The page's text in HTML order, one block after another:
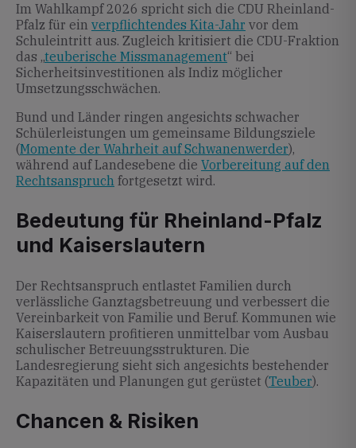
Im Wahlkampf 2026 spricht sich die CDU Rheinland-
Pfalz für ein verpflichtendes Kita-Jahr vor dem
Schuleintritt aus. Zugleich kritisiert die CDU-Fraktion
das „teuberische Missmanagement“ bei
Sicherheitsinvestitionen als Indiz möglicher
Umsetzungsschwächen.
Bund und Länder ringen angesichts schwacher
Schülerleistungen um gemeinsame Bildungsziele
(Momente der Wahrheit auf Schwanenwerder),
während auf Landesebene die Vorbereitung auf den
Rechtsanspruch fortgesetzt wird.
Bedeutung für Rheinland-Pfalz
und Kaiserslautern
Der Rechtsanspruch entlastet Familien durch
verlässliche Ganztagsbetreuung und verbessert die
Vereinbarkeit von Familie und Beruf. Kommunen wie
Kaiserslautern profitieren unmittelbar vom Ausbau
schulischer Betreuungsstrukturen. Die
Landesregierung sieht sich angesichts bestehender
Kapazitäten und Planungen gut gerüstet (Teuber).
Chancen & Risiken